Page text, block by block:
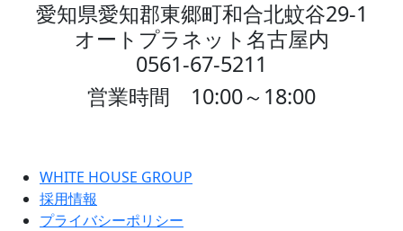
愛知県愛知郡東郷町和合北蚊谷29-1
オートプラネット名古屋内
0561-67-5211
営業時間 10:00～18:00
WHITE HOUSE GROUP
採用情報
プライバシーポリシー